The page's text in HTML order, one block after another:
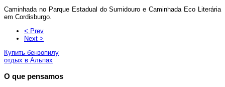
Caminhada no Parque Estadual do Sumidouro e Caminhada Eco Literária
em Cordisburgo.
< Prev
Next >
Купить бензопилу
отдых в Альпах
O que pensamos